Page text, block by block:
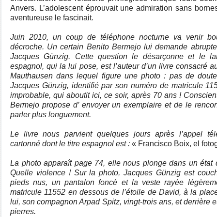
Anvers. L’adolescent éprouvait une admiration sans
aventureuse le fascinait.
Juin 2010, un coup de téléphone nocturne va venir
décroche. Un certain Benito Bermejo lui demande
Jacques Günzig. Cette question le désarçonne et le
espagnol, qui la lui pose, est l’auteur d’un livre consacré
Mauthausen dans lequel figure une photo : pas de
Jacques Günzig, identifié par son numéro de matricule
improbable, qui aboutit ici, ce soir, après 70 ans !
Bermejo propose d’ envoyer un exemplaire et de le
parler plus longuement.
Le livre nous parvient quelques jours après l’appel
cartonné dont le titre espagnol est : « Francisco Boix, el
La photo apparaît page 74, elle nous plonge dans un état
Quelle violence ! Sur la photo, Jacques Günzig est
pieds nus, un pantalon foncé et la veste rayée
matricule 11552 en dessous de l’étoile de David, à la
lui, son compagnon Arpad Spitz, vingt-trois ans, et derrière
pierres.